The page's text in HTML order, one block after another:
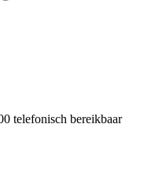
telefonisch bereikbaar